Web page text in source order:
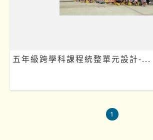
五年級跨學科課程統整單元設計-...
1